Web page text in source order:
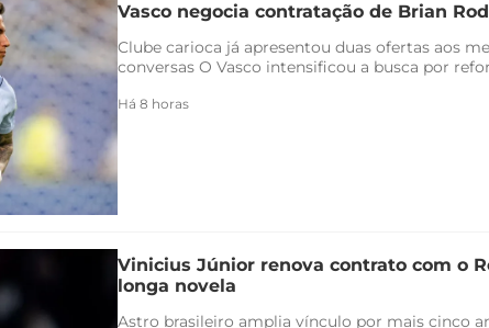
Vasco negocia contratação de Brian
Clube carioca já apresentou duas ofertas aos
conversas O Vasco intensificou a busca por
Há 8 horas
Vinicius Júnior renova contrato com o
longa novela
Astro brasileiro amplia vínculo por mais cinco